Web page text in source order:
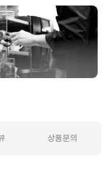
상품문의